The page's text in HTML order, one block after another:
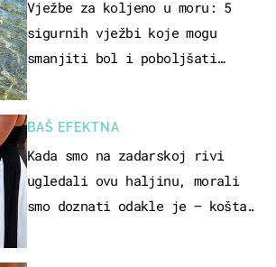
REKREACIJE
Vježbe za koljeno u moru: 5
sigurnih vježbi koje mogu
smanjiti bol i poboljšati
BAŠ EFEKTNA
Kada smo na zadarskoj rivi
ugledali ovu haljinu, morali
smo doznati odakle je – košta